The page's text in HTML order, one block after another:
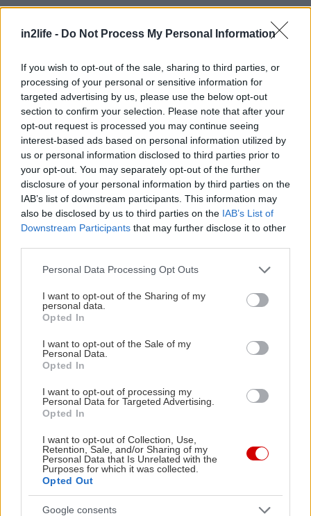
in2life - Do Not Process My Personal Information
If you wish to opt-out of the sale, sharing to third parties, or
processing of your personal or sensitive information for
targeted advertising by us, please use the below opt-out
section to confirm your selection. Please note that after your
opt-out request is processed you may continue seeing
interest-based ads based on personal information utilized by
us or personal information disclosed to third parties prior to
your opt-out. You may separately opt-out of the further
disclosure of your personal information by third parties on the
IAB’s list of downstream participants. This information may
also be disclosed by us to third parties on the IAB’s List of
Downstream Participants that may further disclose it to other
Please note that this website/app uses one or more Google
not limited to your visit or usage behaviour. You may click to
grant or deny consent to Google and its third-party tags to
use your data for below specified purposes in below Google
consent section.
Personal Data Processing Opt Outs
I want to opt-out of the Sharing of my
personal data.
Opted In
I want to opt-out of the Sale of my
Personal Data.
Opted In
I want to opt-out of processing my
Personal Data for Targeted Advertising.
Opted In
I want to opt-out of Collection, Use,
Retention, Sale, and/or Sharing of my
Personal Data that Is Unrelated with the
Purposes for which it was collected.
Opted Out
Google consents
Διαβάστε επίσης
για...